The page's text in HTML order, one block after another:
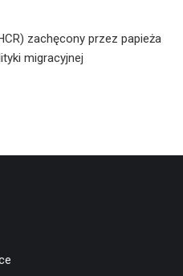
zachęcony przez papieża
migracyjnej